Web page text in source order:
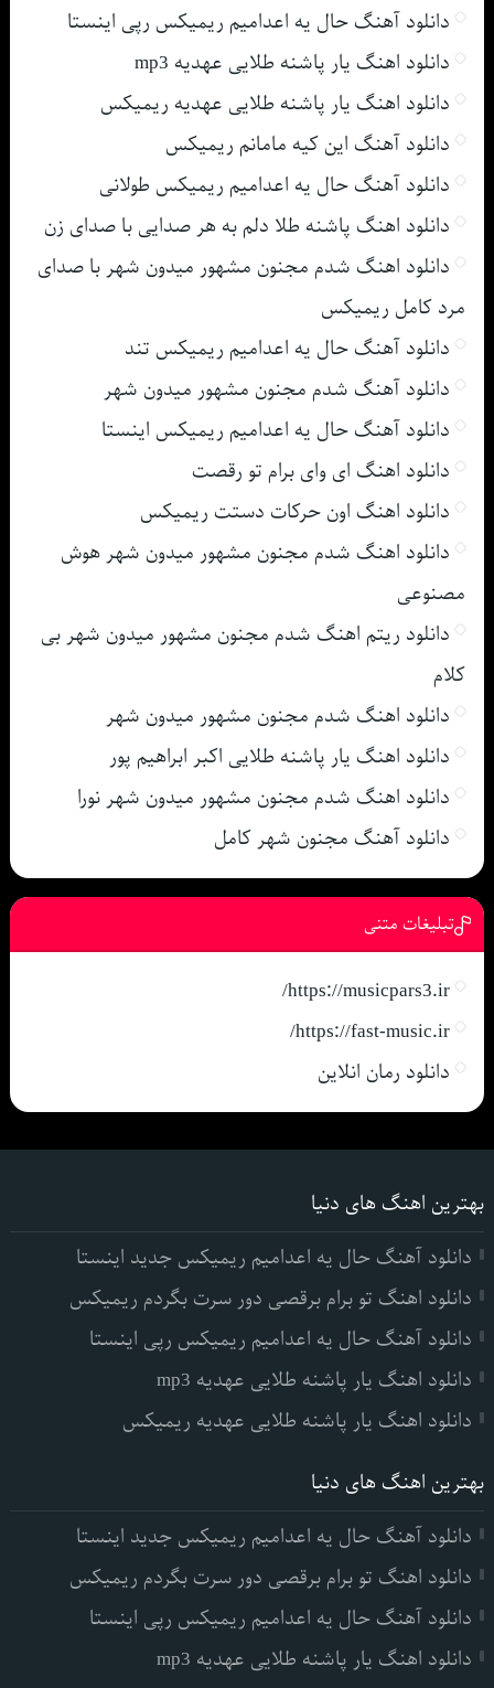
دانلود آهنگ حال یه اعدامیم ریمیکس رپی اینستا
دانلود اهنگ یار پاشنه طلایی عهدیه mp3
دانلود اهنگ یار پاشنه طلایی عهدیه ریمیکس
دانلود آهنگ این کیه مامانم ریمیکس
دانلود آهنگ حال یه اعدامیم ریمیکس طولانی
دانلود اهنگ پاشنه طلا دلم به هر صدایی با صدای زن
دانلود اهنگ شدم مجنون مشهور میدون شهر با صدای
مرد کامل ریمیکس
دانلود آهنگ حال یه اعدامیم ریمیکس تند
دانلود آهنگ شدم مجنون مشهور میدون شهر
دانلود آهنگ حال یه اعدامیم ریمیکس اینستا
دانلود اهنگ ای وای برام تو رقصت
دانلود اهنگ اون حرکات دستت ریمیکس
دانلود اهنگ شدم مجنون مشهور میدون شهر هوش
مصنوعی
دانلود ریتم اهنگ شدم مجنون مشهور میدون شهر بی
کلام
دانلود اهنگ شدم مجنون مشهور میدون شهر
دانلود اهنگ یار پاشنه طلایی اکبر ابراهیم پور
دانلود اهنگ شدم مجنون مشهور میدون شهر نورا
دانلود آهنگ مجنون شهر کامل
تبلیغات متنی
https://musicpars3.ir/
https://fast-music.ir/
دانلود رمان انلاین
بهترین اهنگ های دنیا
دانلود آهنگ حال یه اعدامیم ریمیکس جدید اینستا
دانلود اهنگ تو برام برقصی دور سرت بگردم ریمیکس
دانلود آهنگ حال یه اعدامیم ریمیکس رپی اینستا
دانلود اهنگ یار پاشنه طلایی عهدیه mp3
دانلود اهنگ یار پاشنه طلایی عهدیه ریمیکس
بهترین اهنگ های دنیا
دانلود آهنگ حال یه اعدامیم ریمیکس جدید اینستا
دانلود اهنگ تو برام برقصی دور سرت بگردم ریمیکس
دانلود آهنگ حال یه اعدامیم ریمیکس رپی اینستا
دانلود اهنگ یار پاشنه طلایی عهدیه mp3